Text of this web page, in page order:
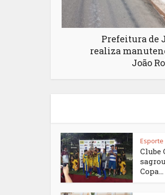
Prefeitura de
realiza
João
Esporte
Clube
Copa...